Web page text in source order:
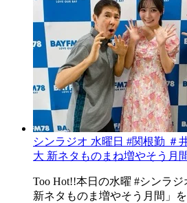
シンラジオ 水曜日 #関根勤 ＃
大 新ネタものまね増やそう月
Too Hot!!本日の水曜 #シンラ
新ネタものま増やそう月間」